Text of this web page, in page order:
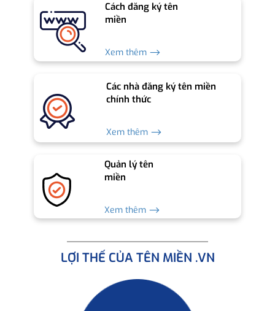
Cách đăng ký tên
miền
Xem thêm ⟶
Các nhà đăng ký tên miền
chính thức
Xem thêm ⟶
Quản lý tên
miền
Xem thêm ⟶
LỢI THẾ CỦA TÊN MIỀN .VN